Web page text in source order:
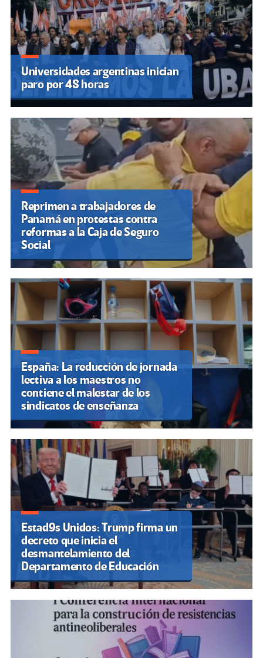
Universidades argentinas inician
paro por 48 horas
Reprimen a trabajadores de
Panamá en protestas contra
reformas a la Caja de Seguro
Social
España: La reducción de jornada
lectiva a los maestros no
contiene el malestar de los
sindicatos de enseñanza
Estad9s Unidos: Trump firma un
decreto que inicia el
desmantelamiento del
Departamento de Educación